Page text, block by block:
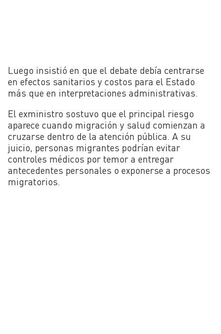
Luego insistió en que el debate debía centrarse
en efectos sanitarios y costos para el Estado
más que en interpretaciones administrativas.
El exministro sostuvo que el principal riesgo
aparece cuando migración y salud comienzan a
cruzarse dentro de la atención pública. A su
juicio, personas migrantes podrían evitar
controles médicos por temor a entregar
antecedentes personales o exponerse a procesos
migratorios.